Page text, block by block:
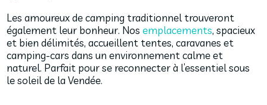
Les amoureux de camping traditionnel trouveront
également leur bonheur. Nos emplacements, spacieux
et bien délimités, accueillent tentes, caravanes et
camping-cars dans un environnement calme et
naturel. Parfait pour se reconnecter à l’essentiel sous
le soleil de la Vendée.